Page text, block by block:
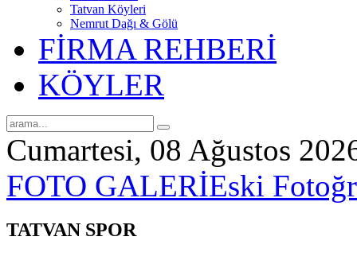
Tatvan Köyleri
Nemrut Dağı & Gölü
FİRMA REHBERİ
KÖYLER
Cumartesi, 08 Ağustos
FOTO GALERİEski
TATVAN SPOR